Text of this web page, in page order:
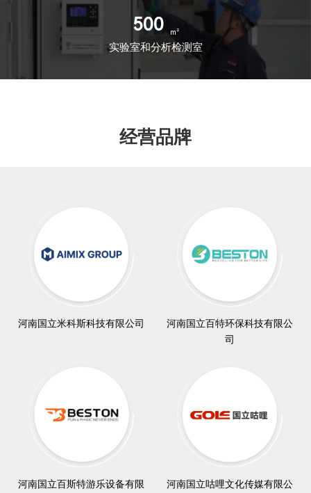
500
实验室和分析检测室
经营品牌
河南国立米科斯科技有限公司
河南国立百特环保科技有限公
司
河南国立百斯特游乐设备有限
河南国立咕哩文化传媒有限公